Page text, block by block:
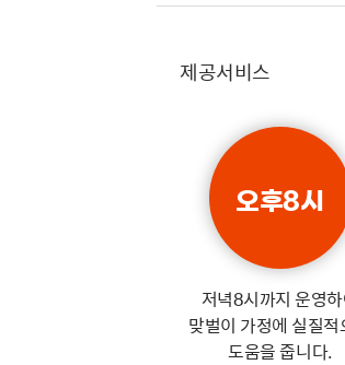
제공서비스
오후8시
저녁8시까지 운영
맞벌이 가정에 실질적
도움을 줍니다.